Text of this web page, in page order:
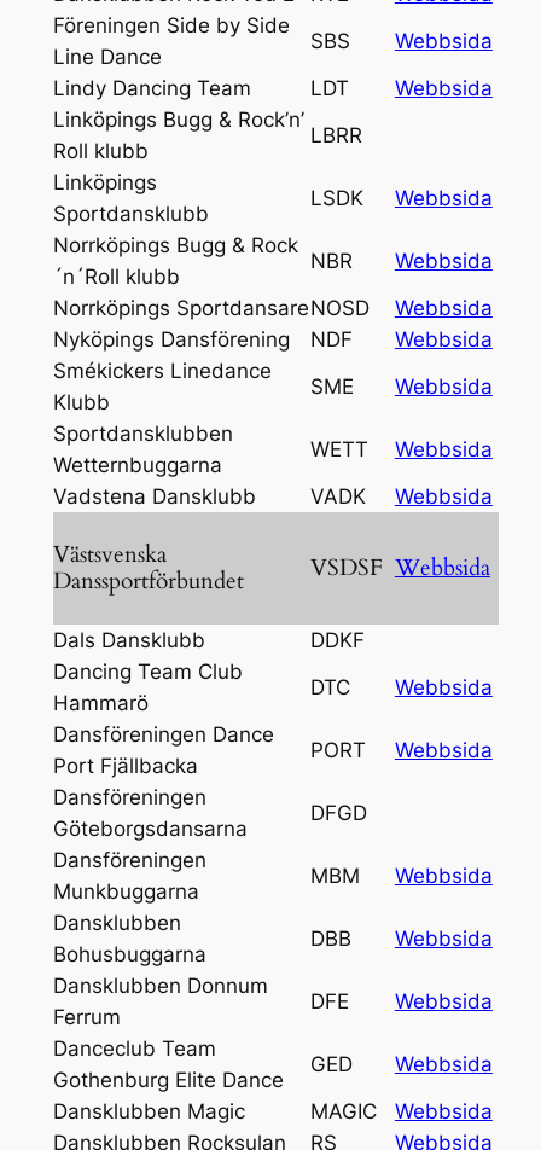
Föreningen Side by Side
Line Dance
SBS
Webbsida
Lindy Dancing Team
LDT
Webbsida
Linköpings Bugg & Rock’n’
Roll klubb
LBRR
Linköpings
Sportdansklubb
LSDK
Webbsida
Norrköpings Bugg & Rock
´n´Roll klubb
NBR
Webbsida
Norrköpings SportdansareNOSD
Webbsida
Nyköpings Dansförening
NDF
Webbsida
Smékickers Linedance
Klubb
SME
Webbsida
Sportdansklubben
Wetternbuggarna
WETT
Webbsida
Vadstena Dansklubb
VADK Webbsida
Västsvenska
Danssportförbundet
VSDSF Webbsida
Dals Dansklubb
DDKF
Dancing Team Club
Hammarö
DTC
Webbsida
Dansföreningen Dance
Port Fjällbacka
PORT
Webbsida
Dansföreningen
Göteborgsdansarna
DFGD
Dansföreningen
Munkbuggarna
MBM
Webbsida
Dansklubben
Bohusbuggarna
DBB
Webbsida
Dansklubben Donnum
Ferrum
DFE
Webbsida
Danceclub Team
Gothenburg Elite Dance
GED
Webbsida
Dansklubben Magic
MAGIC
Webbsida
Dansklubben Rocksulan
RS Webbsida